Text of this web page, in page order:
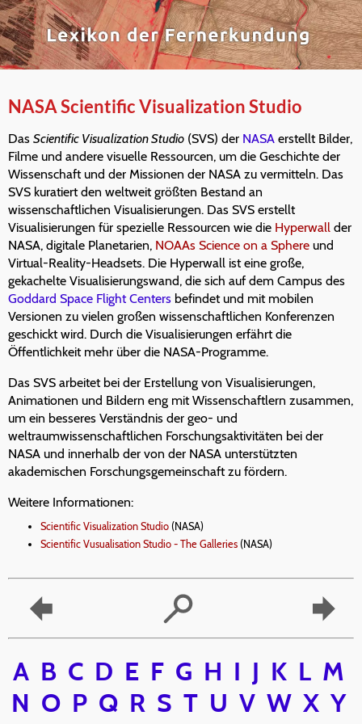
NASA Scientific Visualization Studio
Das Scientific Visualization Studio (SVS) der NASA erstellt Bilder,
Filme und andere visuelle Ressourcen, um die Geschichte der
Wissenschaft und der Missionen der NASA zu vermitteln. Das
SVS kuratiert den weltweit größten Bestand an
wissenschaftlichen Visualisierungen. Das SVS erstellt
Visualisierungen für spezielle Ressourcen wie die Hyperwall der
NASA, digitale Planetarien, NOAAs Science on a Sphere und
Virtual-Reality-Headsets. Die Hyperwall ist eine große,
gekachelte Visualisierungswand, die sich auf dem Campus des
Goddard Space Flight Centers befindet und mit mobilen
Versionen zu vielen großen wissenschaftlichen Konferenzen
geschickt wird. Durch die Visualisierungen erfährt die
Öffentlichkeit mehr über die NASA-Programme.
Das SVS arbeitet bei der Erstellung von Visualisierungen,
Animationen und Bildern eng mit Wissenschaftlern zusammen,
um ein besseres Verständnis der geo- und
weltraumwissenschaftlichen Forschungsaktivitäten bei der
NASA und innerhalb der von der NASA unterstützten
akademischen Forschungsgemeinschaft zu fördern.
Weitere Informationen:
Scientific Visualization Studio (NASA)
Scientific Vusualisation Studio - The Galleries (NASA)
A B C D E F G H I J K L M
N O P Q R S T U V W X Y